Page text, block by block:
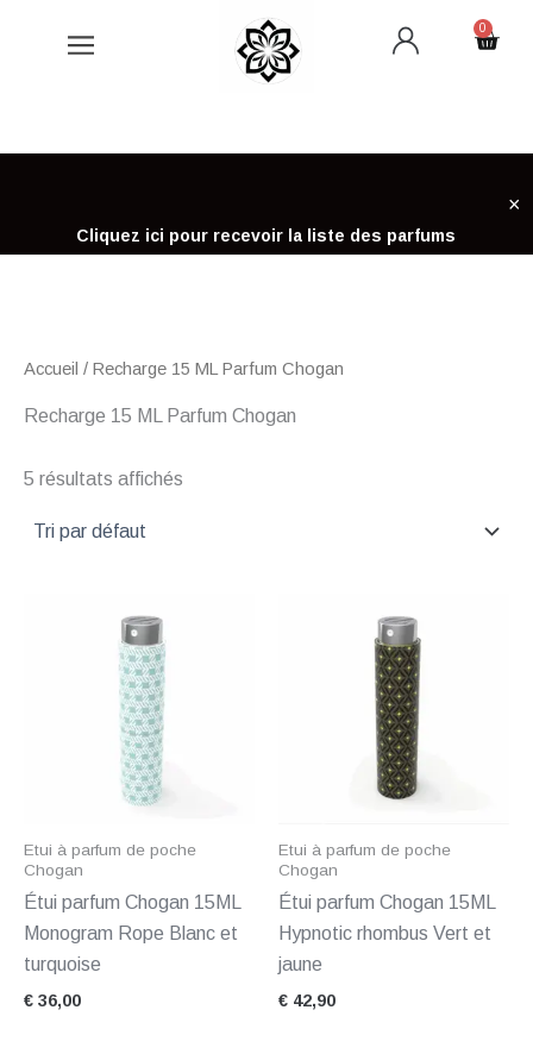
0
Cart
Cliquez ici pour recevoir la liste des parfums
×
Accueil / Recharge 15 ML Parfum Chogan
Recharge 15 ML Parfum Chogan
5 résultats affichés
Etui à parfum de poche
Chogan
Étui parfum Chogan 15ML
Monogram Rope Blanc et
turquoise
€ 36,00
Etui à parfum de poche
Chogan
Étui parfum Chogan 15ML
Hypnotic rhombus Vert et
jaune
€ 42,90